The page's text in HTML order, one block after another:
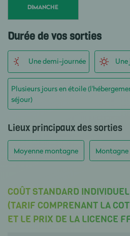
DIMANCHE
Durée de vos sorties
Une demi-journée
Plusieurs jours en étoile
séjour)
Lieux principaux des sorties
Moyenne montagne Montagne
COÛT STANDARD
(TARIF COMPRENANT LA
ET LE PRIX DE LA LICENCE